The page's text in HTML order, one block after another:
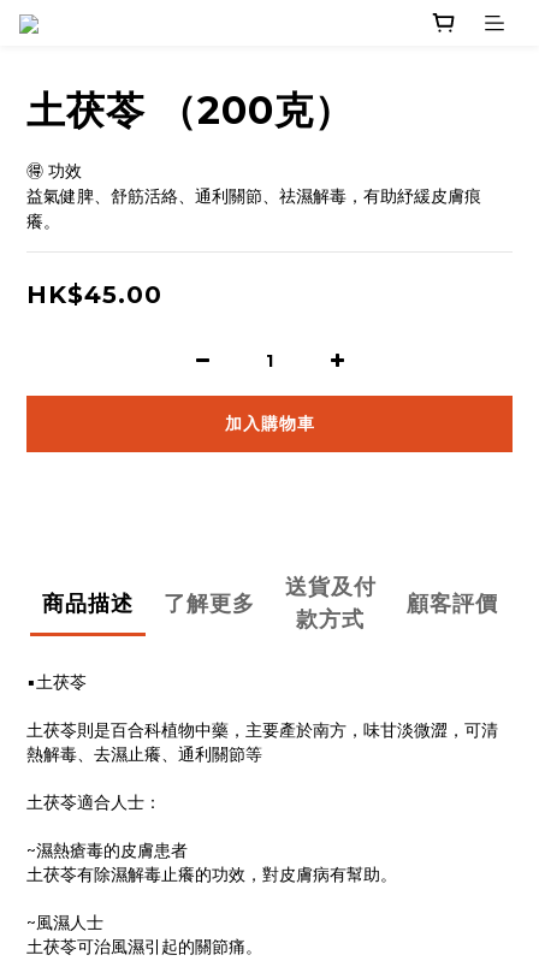
土茯苓 （200克）
🉐 功效
益氣健脾、舒筋活絡、通利關節、祛濕解毒，有助紓緩皮膚痕
癢。
HK$45.00
加入購物車
商品描述 了解更多
送貨及付
款方式
顧客評價
▪土茯苓
土茯苓則是百合科植物中藥，主要產於南方，味甘淡微澀，可清
熱解毒、去濕止癢、通利關節等
土茯苓適合人士：
~濕熱瘡毒的皮膚患者
土茯苓有除濕解毒止癢的功效，對皮膚病有幫助。
~風濕人士
土茯苓可治風濕引起的關節痛。